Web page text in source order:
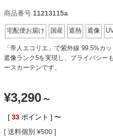
食器棚・キッチン収納
収納家具
商品番号 11213115a
宅配便お届け 国産 遮熱 遮像
「帝人エコリエ」で紫外線 99.5%カ
遮像ランク5を実現し、プライバシー
ースカーテンです。
¥3,290 〜
[ 33 ポイント ] 〜
送料個別 ¥500